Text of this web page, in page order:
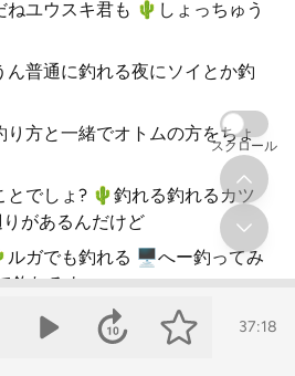
ユウスキ君も 🌵️しょっちゅう
普通に釣れる夜にソイとか釣
方と一緒でオトムの方をちょ
でしょ? 🌵️釣れる釣れるカツ
があるんだけど
ガでも釣れる 🖥へー釣ってみ
釣れるよ
ルの浅場から600メートル以上
つらは
37:18
スクロール